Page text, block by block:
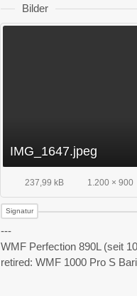
Bilder
IMG_1647.jpeg
237,99 kB 1.200 × 900
---
WMF Perfection 890L (seit
retired: WMF 1000 Pro S